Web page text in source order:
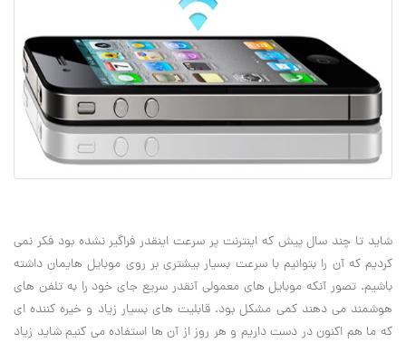
شاید تا چند سال پیش که اینترنت پر سرعت اینقدر فراگیر نشده بود فکر نمی
کردیم که آن را بتوانیم با سرعت بسیار بیشتری بر روی موبایل هایمان داشته
باشیم. تصور آنکه موبایل های معمولی آنقدر سریع جای خود را به تلفن های
هوشمند می دهند کمی مشکل بود. قابلیت های بسیار زیاد و خیره کننده ای
که ما هم اکنون در دست داریم و هر روز از آن ها استفاده می کنیم شاید زیاد